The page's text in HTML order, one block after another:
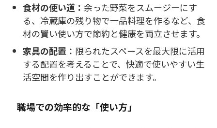
食材の使い道： 余った野菜をスムージーにす
る、冷蔵庫の残り物で一品料理を作るなど、食
材の賢い使い方で節約と健康を両立させます。
家具の配置： 限られたスペースを最大限に活用
する配置を考えることで、快適で使いやすい生
活空間を作り出すことができます。
職場での効率的な「使い方」